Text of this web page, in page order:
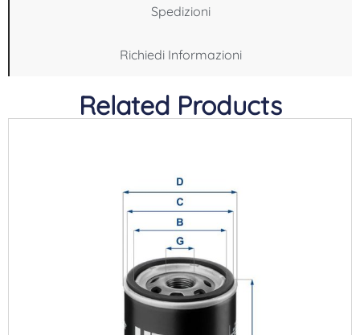
Spedizioni
Richiedi Informazioni
Related Products